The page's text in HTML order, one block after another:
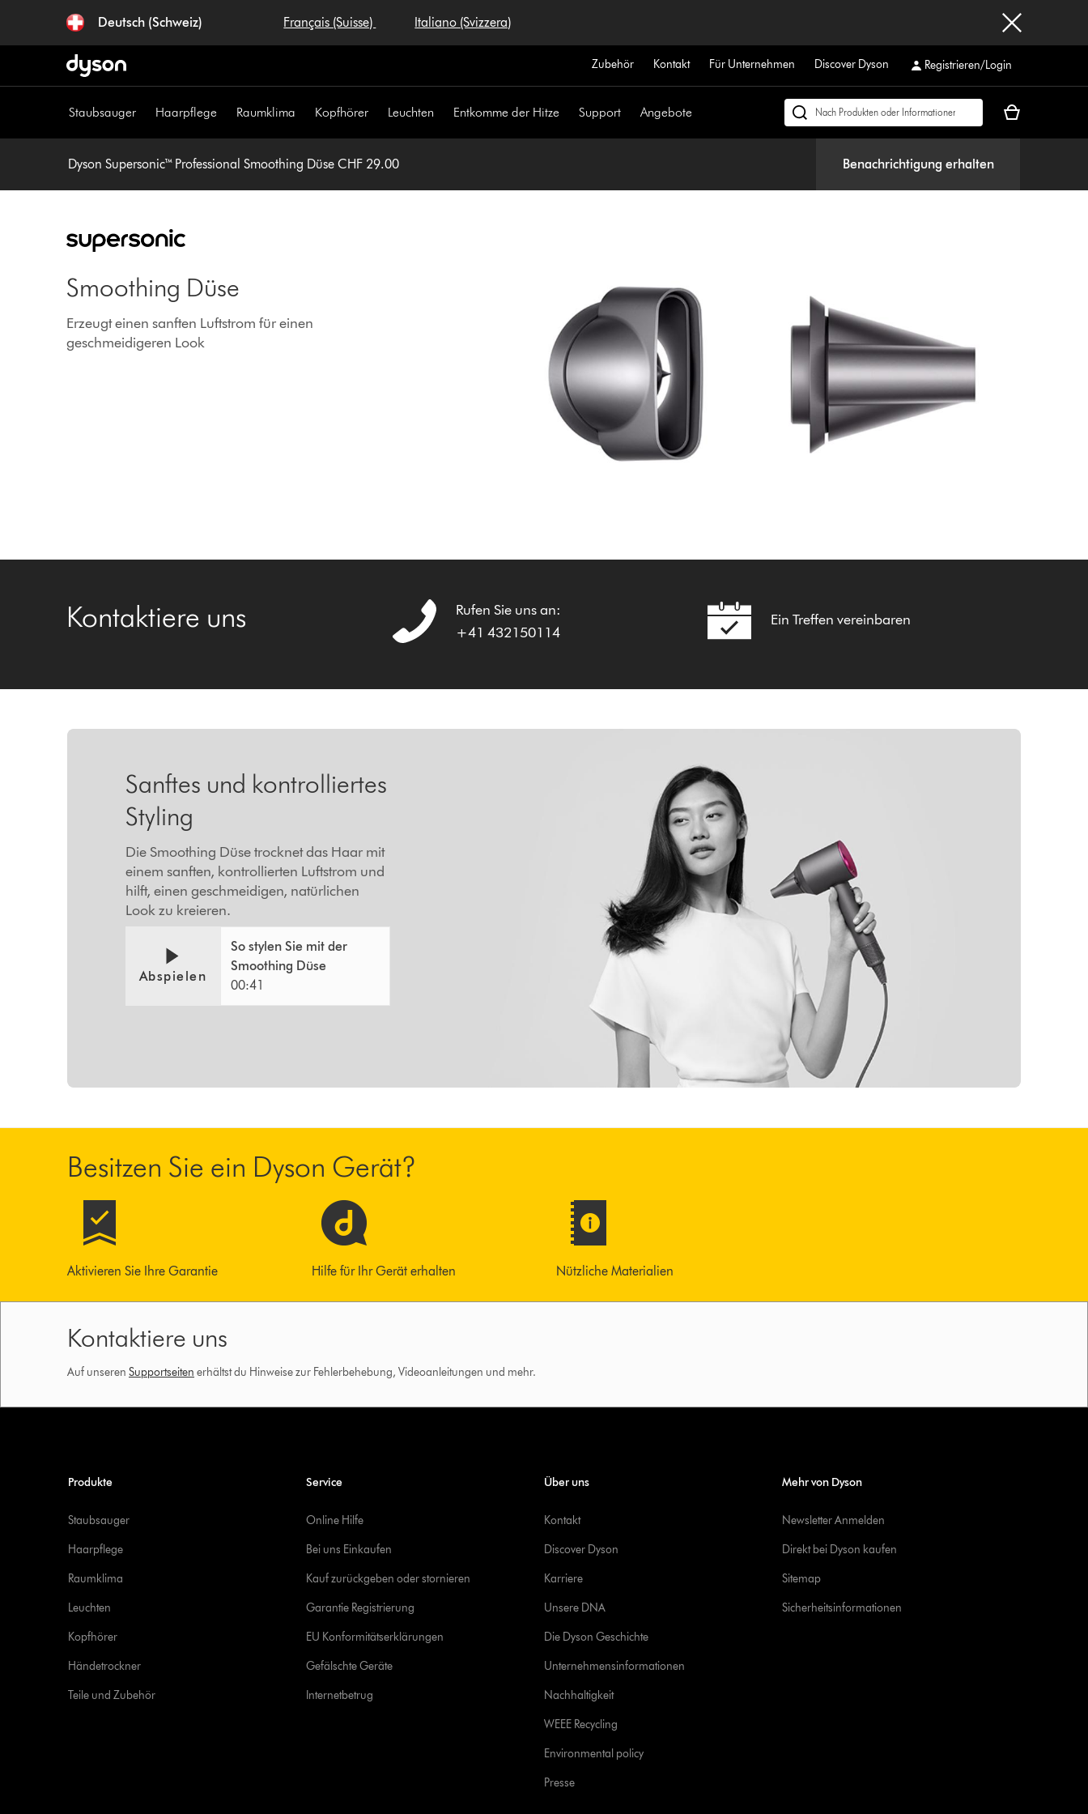
überspringen
Deutsch (Schweiz) Français (Suisse) Italiano (Svizzera)
Zubehör Kontakt Für Unternehmen Discover Dyson Registrieren/Login
Staubsauger Haarpflege Raumklima Kopfhörer Leuchten Entkomme der Hitze Support Angebote
Dyson.ch
Dein
Dyson Supersonic™ Professional Smoothing Düse CHF 29.00 Benachrichtigung erhalten
Smoothing Düse
Erzeugt einen sanften Luftstrom für einen
geschmeidigeren Look
Kontaktiere uns
Rufen Sie uns an:
+41 432150114
Ein Treffen vereinbaren
Sanftes und kontrolliertes
Styling
Die Smoothing Düse trocknet das Haar mit
einem sanften, kontrollierten Luftstrom und
hilft, einen geschmeidigen, natürlichen
Look zu kreieren.
Abspielen
So stylen Sie mit der
Smoothing Düse
00:41
Besitzen Sie ein Dyson Gerät?
Aktivieren Sie Ihre Garantie Hilfe für Ihr Gerät erhalten Nützliche Materialien
Kontaktiere uns
Auf unseren Supportseiten erhältst du Hinweise zur Fehlerbehebung, Videoanleitungen und mehr.
Produkte
Staubsauger
Haarpflege
Raumklima
Leuchten
Kopfhörer
Händetrockner
Teile und Zubehör
Service
Online Hilfe
Bei uns Einkaufen
Kauf zurückgeben oder stornieren
Garantie Registrierung
EU Konformitätserklärungen
Gefälschte Geräte
Internetbetrug
Über uns
Kontakt
Discover Dyson
Karriere
Unsere DNA
Die Dyson Geschichte
Unternehmensinformationen
Nachhaltigkeit
WEEE Recycling
Environmental policy
Presse
Mehr von Dyson
Newsletter Anmelden
Direkt bei Dyson kaufen
Sitemap
Sicherheitsinformationen